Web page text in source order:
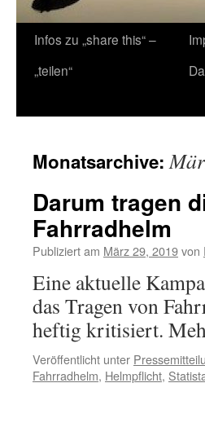
Zum
Inhalt
Infos zu „share this“ –
„teilen“
Monatsarchive:
Darum tragen
Fahrradhelm
Publiziert am März 29, 2019von
Eine aktuelle
das Tragen von
heftig kritisiert.
Veröffentlicht unter
Fahrradhelm, Helmpflicht,